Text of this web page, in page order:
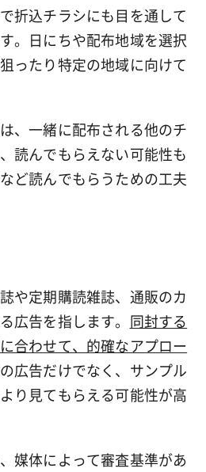
折込チラシにも目を通して
。日にちや配布地域を選択
ったり特定の地域に向けて
、一緒に配布される他のチ
読んでもらえない可能性も
ど読んでもらうための工夫
や定期購読雑誌、通販のカ
広告を指します。 同封する
合わせて、的確なアプロー
広告だけでなく、サンプル
り見てもらえる可能性が高
媒体によって審査基準があ